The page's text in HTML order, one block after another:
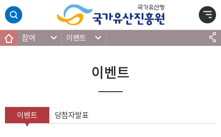
본문 바로가기
주메뉴 바로가기
하단 바로가기
참여 이벤트
이벤트
이벤트 당첨자발표